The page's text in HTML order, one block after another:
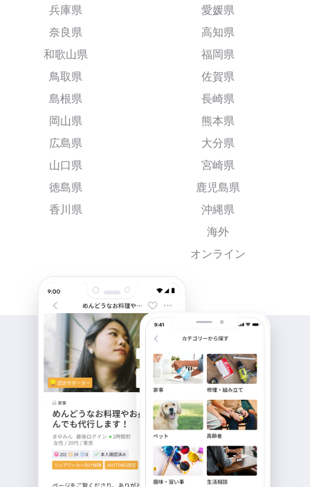
兵庫県
奈良県
和歌山県
鳥取県
島根県
岡山県
広島県
山口県
徳島県
香川県
愛媛県
高知県
福岡県
佐賀県
長崎県
熊本県
大分県
宮崎県
鹿児島県
沖縄県
海外
オンライン